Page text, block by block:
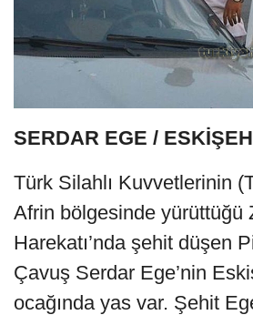
SERDAR EGE /
Türk Silahlı Kuvvetlerinin
Afrin bölgesinde yürüttüğü
Harekatı’nda şehit düşen
Çavuş Serdar Ege’nin
ocağında yas var. Şehit